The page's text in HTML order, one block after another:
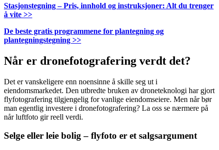
Stasjonstegning – Pris, innhold og instruksjoner: Alt du trenger
å vite >>
De beste gratis programmene for plantegning og
plantegningstegning >>
Når er dronefotografering verdt det?
Det er vanskeligere enn noensinne å skille seg ut i
eiendomsmarkedet. Den utbredte bruken av droneteknologi har gjort
flyfotografering tilgjengelig for vanlige eiendomseiere. Men når bør
man egentlig investere i dronefotografering? La oss se nærmere på
når luftfoto gir reell verdi.
Selge eller leie bolig – flyfoto er et salgsargument